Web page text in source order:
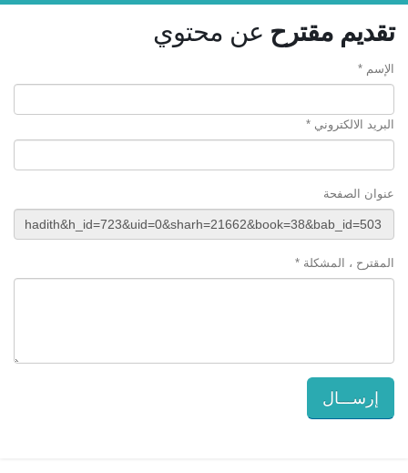
تقديم مقترح عن محتوي
الإسم *
البريد الالكتروني *
عنوان الصفحة
المقترح ، المشكلة *